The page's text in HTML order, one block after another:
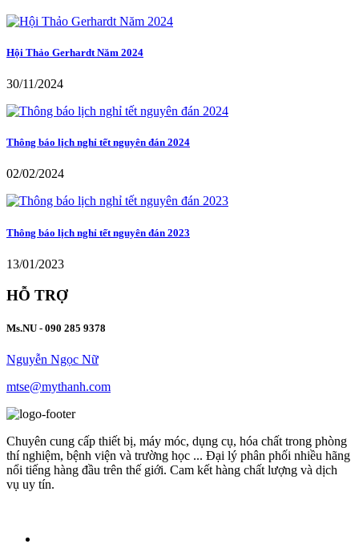
Hội Thảo Gerhardt Năm 2024
30/11/2024
Thông báo lịch nghỉ tết nguyên đán 2024
02/02/2024
Thông báo lịch nghỉ tết nguyên đán 2023
13/01/2023
HỖ TRỢ
Ms.NU - 090 285 9378
Nguyễn Ngọc Nữ
mtse@mythanh.com
Chuyên cung cấp thiết bị, máy móc, dụng cụ, hóa chất trong phòng
thí nghiệm, bệnh viện và trường học ... Đại lý phân phối nhiều hãng
nổi tiếng hàng đầu trên thế giới. Cam kết hàng chất lượng và dịch
vụ uy tín.